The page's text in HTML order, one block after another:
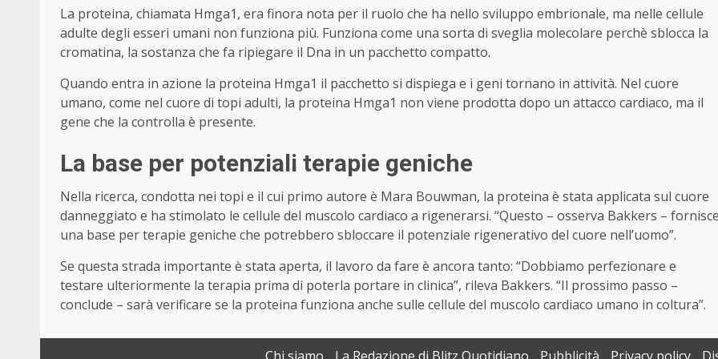
La proteina, chiamata Hmga1, era finora nota per il ruolo che ha nello sviluppo embrionale, ma nelle cellule
adulte degli esseri umani non funziona più. Funziona come una sorta di sveglia molecolare perchè sblocca la
cromatina, la sostanza che fa ripiegare il Dna in un pacchetto compatto.
Quando entra in azione la proteina Hmga1 il pacchetto si dispiega e i geni tornano in attività. Nel cuore
umano, come nel cuore di topi adulti, la proteina Hmga1 non viene prodotta dopo un attacco cardiaco, ma il
gene che la controlla è presente.
La base per potenziali terapie geniche
Nella ricerca, condotta nei topi e il cui primo autore è Mara Bouwman, la proteina è stata applicata sul cuore
danneggiato e ha stimolato le cellule del muscolo cardiaco a rigenerarsi. “Questo – osserva Bakkers – fornisce
una base per terapie geniche che potrebbero sbloccare il potenziale rigenerativo del cuore nell’uomo”.
Se questa strada importante è stata aperta, il lavoro da fare è ancora tanto: “Dobbiamo perfezionare e
testare ulteriormente la terapia prima di poterla portare in clinica”, rileva Bakkers. “Il prossimo passo –
conclude – sarà verificare se la proteina funziona anche sulle cellule del muscolo cardiaco umano in coltura”.